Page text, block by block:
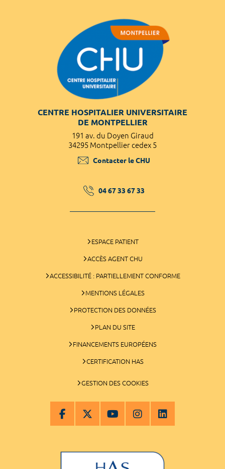
CENTRE HOSPITALIER UNIVERSITAIRE
DE MONTPELLIER
191 av. du Doyen Giraud
34295 Montpellier cedex 5
Contacter le CHU
04 67 33 67 33
ESPACE PATIENT
ACCÈS AGENT CHU
ACCESSIBILITÉ : PARTIELLEMENT CONFORME
MENTIONS LÉGALES
PROTECTION DES DONNÉES
PLAN DU SITE
FINANCEMENTS EUROPÉENS
CERTIFICATION HAS
GESTION DES COOKIES